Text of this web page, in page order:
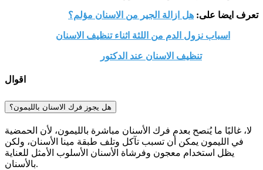
تعرف ايضا على: هل ازالة الجير من الاسنان مؤلم؟
اسباب نزول الدم من اللثة اثناء تنظيف الاسنان
تنظيف الاسنان عند الدكتور
اقوال
هل يجوز فرك الاسنان بالليمون؟
لا، غالبًا ما يُنصح بعدم فرك الأسنان مباشرة بالليمون، لأن الحمضية
في الليمون يمكن أن تسبب تآكل وتلف طبقة مينا الأسنان، ولكن
يظل استخدام معجون وفرشاة الأسنان الأسلوب الأمثل للعناية
بالأسنان.